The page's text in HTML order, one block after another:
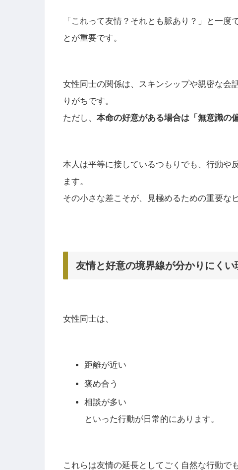
「これって友情？それとも脈あり？」と一
とが重要です。
女性同士の関係は、スキンシップや親密な会
りがちです。
ただし、 本命の好意がある場合は「無意識の
本人は平等に接しているつもりでも、行動や
ます。
その小さな差こそが、見極めるための重要な
友情と好意の境界線が分かりにくい
女性同士は、
距離が近い
褒め合う
相談が多い
といった行動が日常的にあります。
これらは友情の延長としてごく自然な行動で